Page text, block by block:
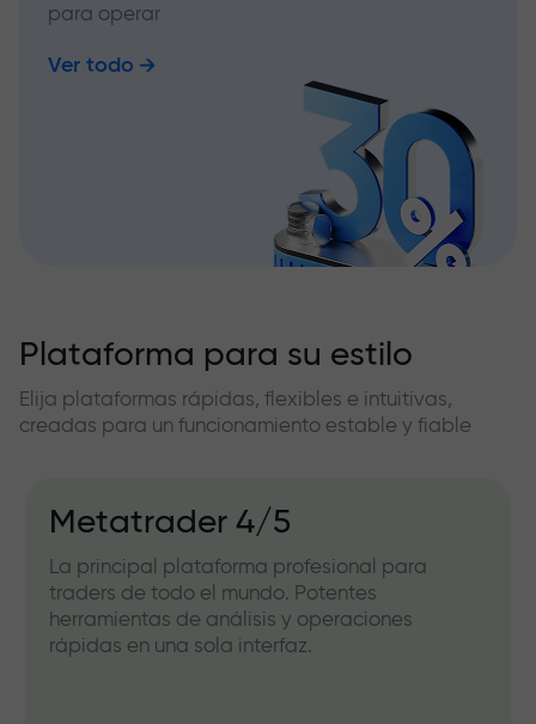
para operar
Ver todo
Plataforma para su estilo
Elija plataformas rápidas, flexibles e intuitivas,
creadas para un funcionamiento estable y fiable
Metatrader 4/5
La principal plataforma profesional para
traders de todo el mundo. Potentes
herramientas de análisis y operaciones
rápidas en una sola interfaz.